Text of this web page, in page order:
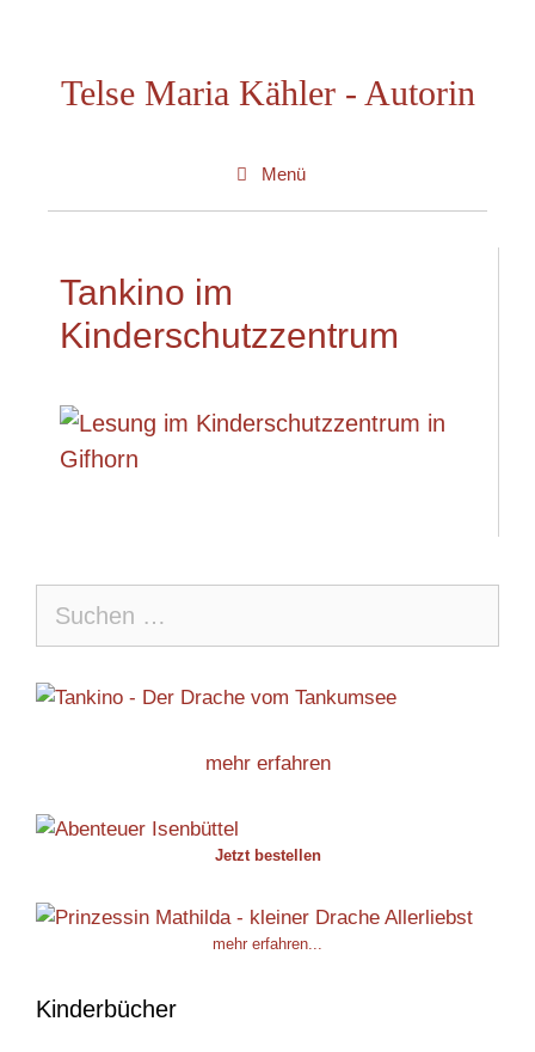
springenTelse Maria Kähler - Autorin
Menü
Tankino im
Kinderschutzzentrum
nach:
mehr erfahren
Jetzt bestellen
mehr erfahren...
Kinderbücher